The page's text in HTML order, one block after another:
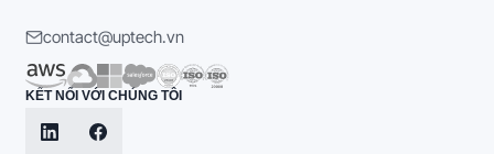
contact@uptech.vn
KẾT NỐI VỚI CHÚNG TÔI